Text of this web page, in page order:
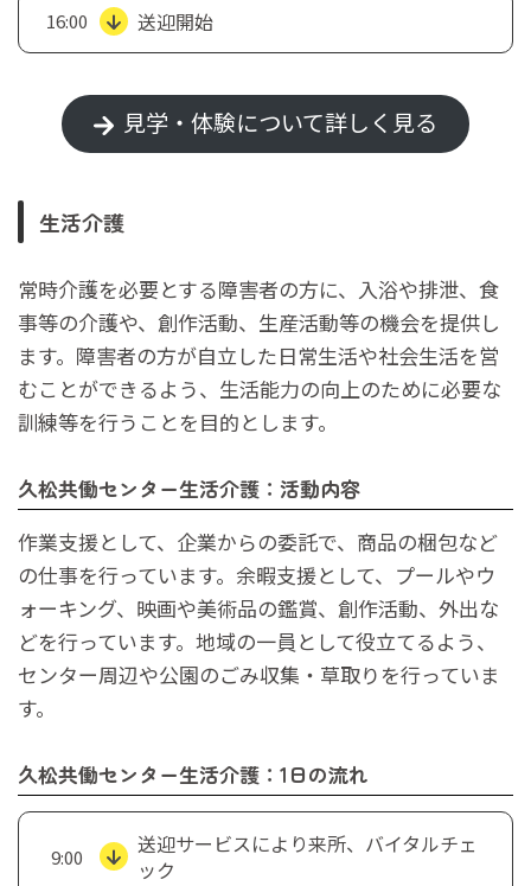
16:00 送迎開始
見学・体験について詳しく見る
生活介護
常時介護を必要とする障害者の方に、入浴や排泄、食
事等の介護や、創作活動、生産活動等の機会を提供し
ます。障害者の方が自立した日常生活や社会生活を営
むことができるよう、生活能力の向上のために必要な
訓練等を行うことを目的とします。
久松共働センター生活介護：活動内容
作業支援として、企業からの委託で、商品の梱包など
の仕事を行っています。余暇支援として、プールやウ
ォーキング、映画や美術品の鑑賞、創作活動、外出な
どを行っています。地域の一員として役立てるよう、
センター周辺や公園のごみ収集・草取りを行っていま
す。
久松共働センター生活介護：1日の流れ
9:00
送迎サービスにより来所、バイタルチェ
ック